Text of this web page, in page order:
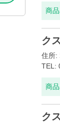
商
ク
住所:
TEL:
商
ク